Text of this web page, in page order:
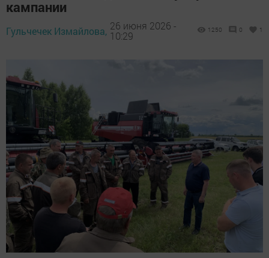
кампании
Гульчечек Измайлова, 26 июня 2026 -
10:29
1250 0 1